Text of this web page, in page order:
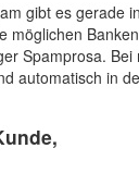
gibt es gerade
möglichen
Spamprosa.
automatisch in